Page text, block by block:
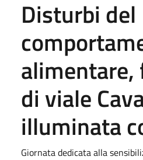
Disturbi del
di viale
illuminata
Giornata dedicata alla